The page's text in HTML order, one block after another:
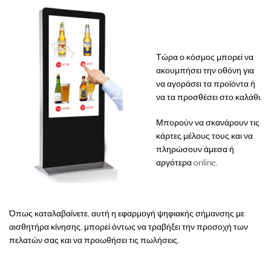
Τώρα ο κόσμος μπορεί να
ακουμπήσει την οθόνη για
να αγοράσει τα προϊόντα ή
να τα προσθέσει στο καλάθι.
Μπορούν να σκανάρουν τις
κάρτες μέλους τους και να
πληρώσουν άμεσα ή
αργότερα online.
Όπως καταλαβαίνετε, αυτή η εφαρμογή ψηφιακής σήμανσης με
αισθητήρα κίνησης, μπορεί όντως να τραβήξει την προσοχή των
πελατών σας και να προωθήσει τις πωλήσεις.